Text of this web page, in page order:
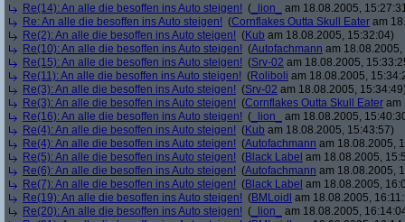
Re(14): An alle die besoffen ins Auto steigen! ( _lion_
am 18.08.2005,
Re: An alle die besoffen ins Auto steigen! (Cornflakes Outta Skull Eater am
Re(2): An alle die besoffen ins Auto steigen! (Kub am 18.08.2005, 15:32:04)
Re(10): An alle die besoffen ins Auto steigen! (Autofachmann am
Re(15): An alle die besoffen ins Auto steigen! (Srv-02 am 18.08.2005,
Re(11): An alle die besoffen ins Auto steigen! (Roliboli am 18.08.2005,
Re(3): An alle die besoffen ins Auto steigen! (Srv-02 am 18.08.2005,
Re(3): An alle die besoffen ins Auto steigen! (Cornflakes Outta Skull Eater am
Re(16): An alle die besoffen ins Auto steigen! ( _lion_
am 18.08.2005,
Re(4): An alle die besoffen ins Auto steigen! (Kub am 18.08.2005, 15:43:57)
Re(4): An alle die besoffen ins Auto steigen! (Autofachmann am 18.08.2005,
Re(5): An alle die besoffen ins Auto steigen! (Black Label am 18.08.2005,
Re(6): An alle die besoffen ins Auto steigen! (Autofachmann am 18.08.2005,
Re(7): An alle die besoffen ins Auto steigen! (Black Label am 18.08.2005,
Re(19): An alle die besoffen ins Auto steigen! (BMLoidl am 18.08.2005,
Re(20): An alle die besoffen ins Auto steigen! ( _lion_
am 18.08.2005,